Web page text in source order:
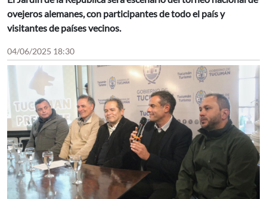
ovejeros alemanes, con participantes de todo el país y
visitantes de países vecinos.
04/06/2025 18:30